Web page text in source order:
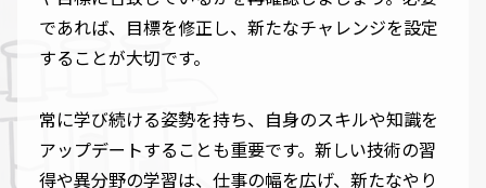
であれば、目標を修正し、新たなチャレンジを設定
することが大切です。
常に学び続ける姿勢を持ち、自身のスキルや知識を
アップデートすることも重要です。新しい技術の習
得や異分野の学習は、仕事の幅を広げ、新たなやり